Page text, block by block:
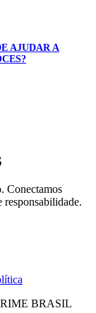
AJUDAR A
Conectamos
responsabilidade.
BRASIL